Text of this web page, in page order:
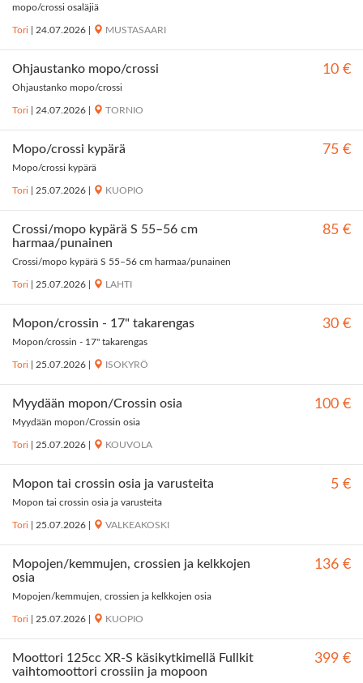
mopo/crossi osaläjiä
Tori 24.07.2026 MUSTASAARI
Ohjaustanko mopo/crossi 10 €
Ohjaustanko mopo/crossi
Tori 24.07.2026 TORNIO
Mopo/crossi kypärä 75 €
Mopo/crossi kypärä
Tori 25.07.2026 KUOPIO
Crossi/mopo kypärä S 55–56 cm
harmaa/punainen
85 €
Crossi/mopo kypärä S 55–56 cm harmaa/punainen
Tori 25.07.2026 LAHTI
Mopon/crossin - 17" takarengas 30 €
Mopon/crossin - 17" takarengas
Tori 25.07.2026 ISOKYRÖ
Myydään mopon/Crossin osia 100 €
Myydään mopon/Crossin osia
Tori 25.07.2026 KOUVOLA
Mopon tai crossin osia ja varusteita 5 €
Mopon tai crossin osia ja varusteita
Tori 25.07.2026 VALKEAKOSKI
Mopojen/kemmujen, crossien ja kelkkojen
osia
136 €
Mopojen/kemmujen, crossien ja kelkkojen osia
Tori 25.07.2026 KUOPIO
Moottori 125cc XR-S käsikytkimellä Fullkit
vaihtomoottori crossiin ja mopoon
399 €